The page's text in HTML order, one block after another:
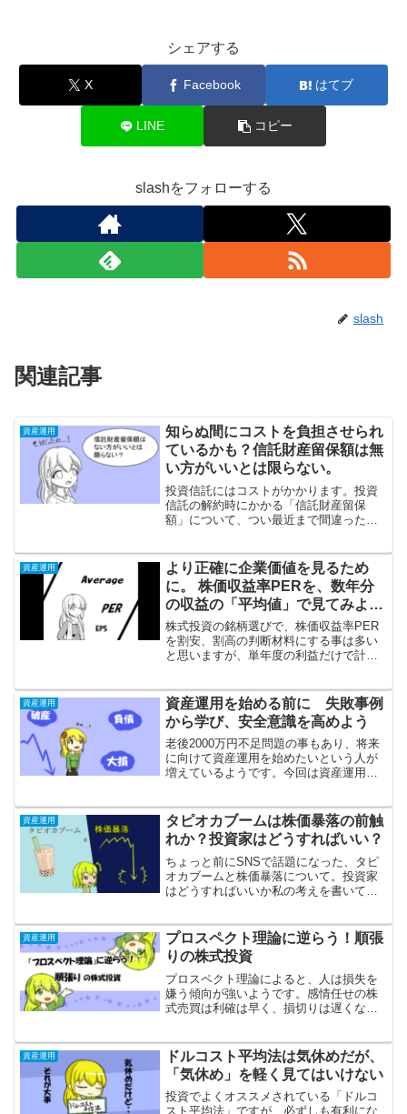
シェアする
X Facebook はてブ
LINE コピー
slashをフォローする
slash
関連記事
資産運用
知らぬ間にコストを負担させられ
ているかも？信託財産留保額は無
い方がいいとは限らない。
投資信託にはコストがかかります。投資
信託の解約時にかかる「信託財産留保
額」について、つい最近まで間違った認
識していないと、他人のコストを負担さ
せられている事に気づけません。
資産運用
より正確に企業価値を見るため
に。 株価収益率PERを、数年分
の収益の「平均値」で見てみよ
う。
株式投資の銘柄選びで、株価収益率PER
を割安、割高の判断材料にする事は多い
と思いますが、単年度の利益だけで計算
均を取ってみると良いのではないか？っ
て話です。
資産運用
資産運用を始める前に 失敗事例
から学び、安全意識を高めよう
老後2000万円不足問題の事もあり、将来
に向けて資産運用を始めたいという人が
増えているようです。今回は資産運用に
資産運用
タピオカブームは株価暴落の前触
れか？投資家はどうすればいい？
ちょっと前にSNSで話題になった、タピ
オカブームと株価暴落について。投資家
はどうすればいいか私の考えを書いてみ
資産運用
プロスペクト理論に逆らう！順張
りの株式投資
プロスペクト理論によると、人は損失を
嫌う傾向が強いようです。感情任せの株
式売買は利確は早く、損切りは遅くなり
クト理論に逆らう事ができているのでは
ないかと考えました。
資産運用
ドルコスト平均法は気休めだが、
「気休め」を軽く見てはいけない
投資でよくオススメされている「ドルコ
スト平均法」ですが、必ずしも有利にな